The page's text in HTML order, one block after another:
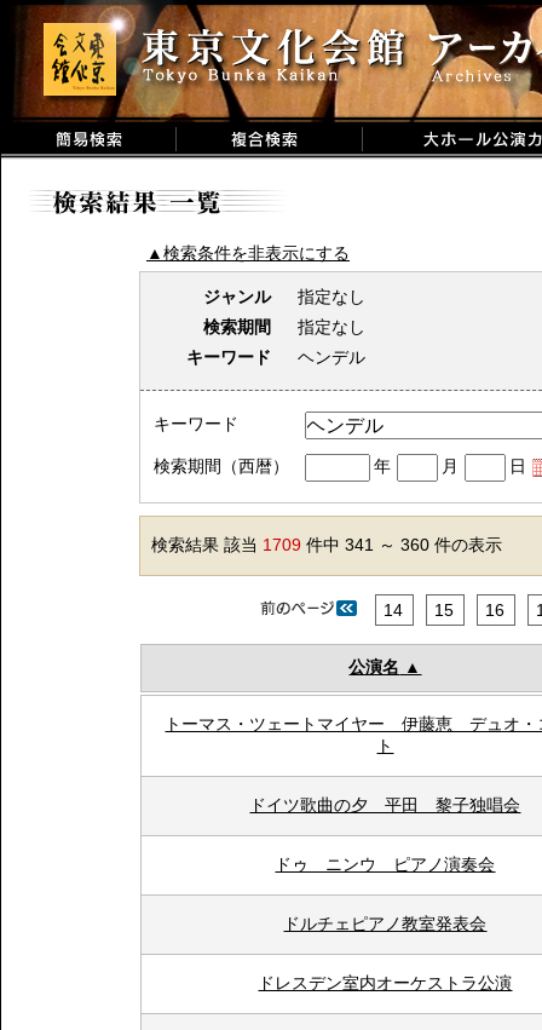
▲検索条件を非表示にする
ジャンル
指定なし
検索期間
指定なし
キーワード
ヘンデル
キーワード
検索期間（西暦） 年 月 日
検索結果 該当 1709 件中 341 ～ 360 件の表示
14 15 16
公演名
トーマス・ツェートマイヤー 伊藤恵 デュオ・
ト
ドイツ歌曲の夕 平田 黎子独唱会
ドゥ ニンウ ピアノ演奏会
ドルチェピアノ教室発表会
ドレスデン室内オーケストラ公演